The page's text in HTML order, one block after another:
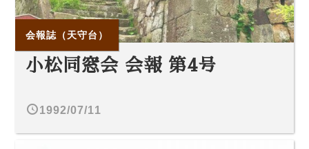
会報誌（天守台）
小松同窓会 会報 第4号
1992/07/11